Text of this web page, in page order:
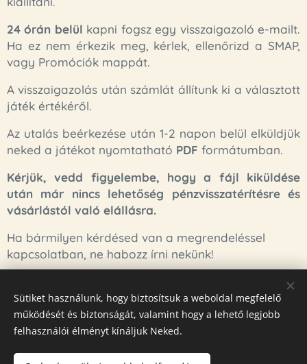
24 órán belül kapni fogsz egy visszaigazoló e-mailt.
Ha ez nem érkezik meg, kérlek, ellenőrizd a SMAP,
vagy Promóciók mappát.
A visszaigazolás után számlát állítunk ki a választott
játék értékéről.
Az utalás beérkezése után 1-2 napon belül elküldjük
neked a játékot nyomtatható PDF formátumban.
Kérjük, vedd figyelembe, hogy a fájl kiküldése
után már nincs lehetőség pénzvisszatérítésre és
vásárlástól való elállásra.
Ha bármilyen kérdésed van a megrendeléssel
kapcsolatban, ne habozz írni nekünk!
Sütiket használunk, hogy biztosítsuk a weboldal megfelelő
működését és biztonságát, valamint hogy a lehető legjobb
felhasználói élményt kínáljuk Neked.